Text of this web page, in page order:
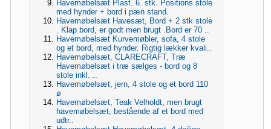
Havemøbelsæt Plast. 6. stk. Positions stole
med hynder + bord i pæn stand.
Havemøbelsæt Havesæt, Bord + 2 stk stole
. Klap bord, er godt men brugt .Bord er 70 ..
Havemøbelsæt Kurvemøbler, sofa, 4 stole
og et bord, med hynder. Rigtig lækker kvali..
Havemøbelsæt, CLARECRAFT, Træ
Havemøbelsæt i træ sælges - bord og 8
stole inkl. ..
Havemøbelsæt, jern, 4 stole og et bord 110
ø
Havemøbelsæt, Teak Velholdt, men brugt
havemøbelsæt, bestående af et bord med
udtr..